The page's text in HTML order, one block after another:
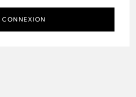
CONNEXION